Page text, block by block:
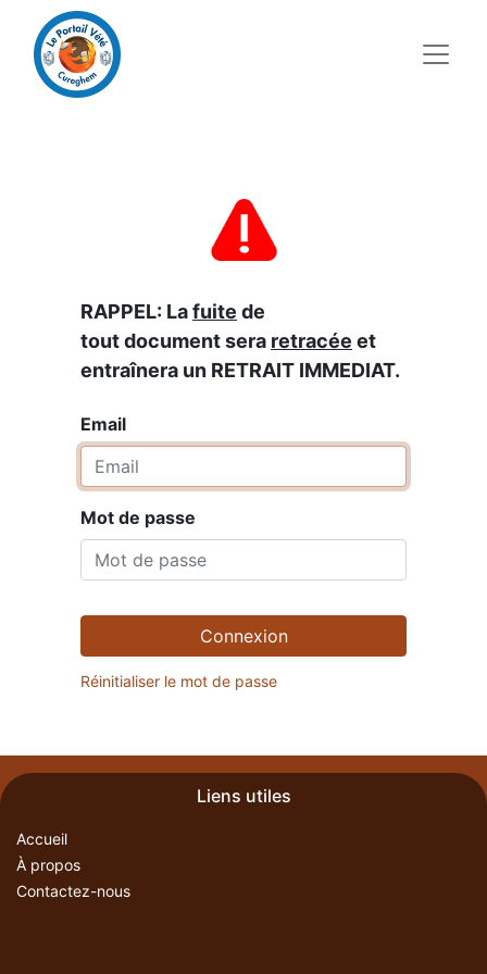
RAPPEL: Lafuite de
tout document sera retracée et
entraînera un RETRAIT IMMEDIAT.
Email
Mot de passe
Connexion
Réinitialiser le mot de passe
Liens utiles
Accueil
À propos
Contactez-nous